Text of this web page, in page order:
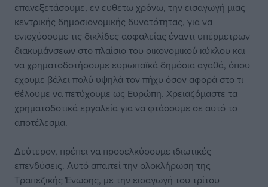
επανεξετάσουμε, εν ευθέτω χρόνω, την εισαγωγή μιας
κεντρικής δημοσιονομικής δυνατότητας, για να
ενισχύσουμε τις δικλίδες ασφαλείας έναντι υπέρμετρων
διακυμάνσεων στο πλαίσιο του οικονομικού κύκλου και
να χρηματοδοτήσουμε ευρωπαϊκά δημόσια αγαθά, όπου
έχουμε βάλει πολύ υψηλά τον πήχυ όσον αφορά στο τι
θέλουμε να πετύχουμε ως Ευρώπη. Χρειαζόμαστε τα
χρηματοδοτικά εργαλεία για να φτάσουμε σε αυτό το
αποτέλεσμα.
Δεύτερον, πρέπει να προσελκύσουμε ιδιωτικές
επενδύσεις. Αυτό απαιτεί την ολοκλήρωση της
Τραπεζικής Ένωσης, με την εισαγωγή του τρίτου